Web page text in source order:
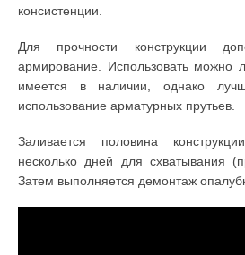
консистенции.
Для прочности конструкции
армирование. Использовать можно
имеется в наличии, однако
использование арматурных прутьев.
Заливается половина
несколько дней для схватывания
Затем выполняется демонтаж